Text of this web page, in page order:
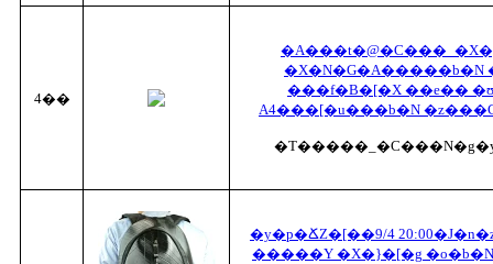
4��
���f�B�[�X ��e��
A4���[�u���b�N
�y�p�ՃZ�[��9/4
�����Y �X�}�[�g